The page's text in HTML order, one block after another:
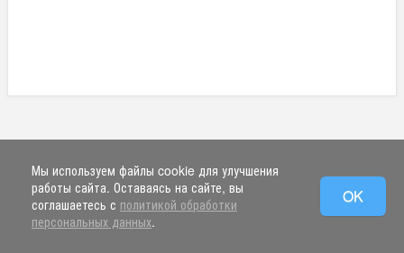
Мы используем файлы cookie для улучшения
работы сайта. Оставаясь на сайте, вы
соглашаетесь с политикой обработки
персональных данных.
OK